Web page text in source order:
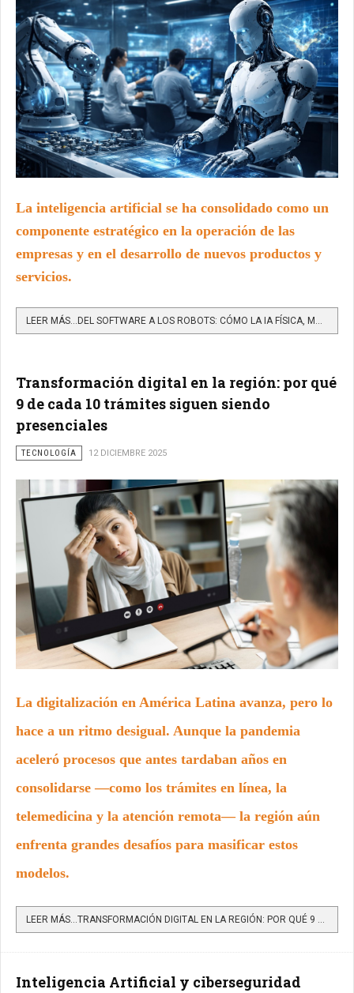
La inteligencia artificial se ha consolidado como un
componente estratégico en la operación de las
empresas y en el desarrollo de nuevos productos y
servicios.
LEER MÁS…DEL SOFTWARE A LOS ROBOTS: CÓMO LA IA FÍSICA, MULTIMODAL Y MULTIAGENTE DOMINARÁ EL 2026
Transformación digital en la región: por qué
9 de cada 10 trámites siguen siendo
presenciales
TECNOLOGÍA 12 DICIEMBRE 2025
La digitalización en América Latina avanza, pero lo
hace a un ritmo desigual. Aunque la pandemia
aceleró procesos que antes tardaban años en
consolidarse —como los trámites en línea, la
telemedicina y la atención remota— la región aún
enfrenta grandes desafíos para masificar estos
modelos.
LEER MÁS…TRANSFORMACIÓN DIGITAL EN LA REGIÓN: POR QUÉ 9 DE CADA 10 TRÁMITES SIGUEN SIENDO PRESENCIALES
Inteligencia Artificial y ciberseguridad